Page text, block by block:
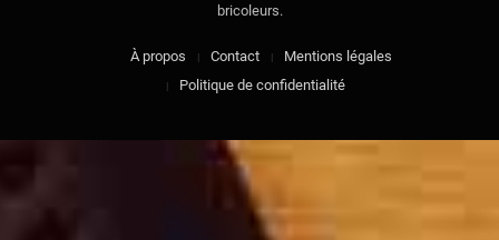
bricoleurs.
À propos Contact
Mentions légales
Politique de confidentialité